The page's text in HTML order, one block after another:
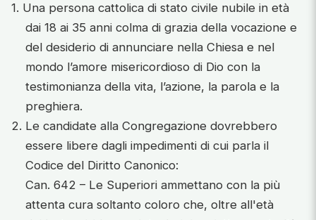
1. Una persona cattolica di stato civile nubile in età
dai 18 ai 35 anni colma di grazia della vocazione e
del desiderio di annunciare nella Chiesa e nel
mondo l’amore misericordioso di Dio con la
testimonianza della vita, l’azione, la parola e la
preghiera.
2. Le candidate alla Congregazione dovrebbero
essere libere dagli impedimenti di cui parla il
Codice del Diritto Canonico:
Can. 642 – Le Superiori ammettano con la più
attenta cura soltanto coloro che, oltre all'età